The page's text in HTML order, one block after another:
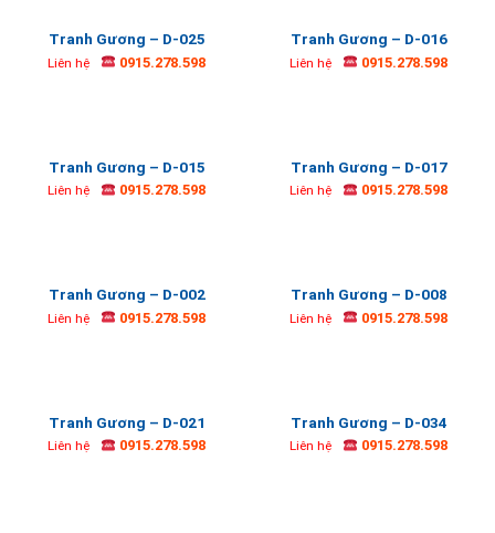
Tranh Gương – D-025
Liên hệ 0915.278.598
Tranh Gương – D-016
Liên hệ 0915.278.598
Tranh Gương – D-015
Liên hệ 0915.278.598
Tranh Gương – D-017
Liên hệ 0915.278.598
Tranh Gương – D-002
Liên hệ 0915.278.598
Tranh Gương – D-008
Liên hệ 0915.278.598
Tranh Gương – D-021
Liên hệ 0915.278.598
Tranh Gương – D-034
Liên hệ 0915.278.598